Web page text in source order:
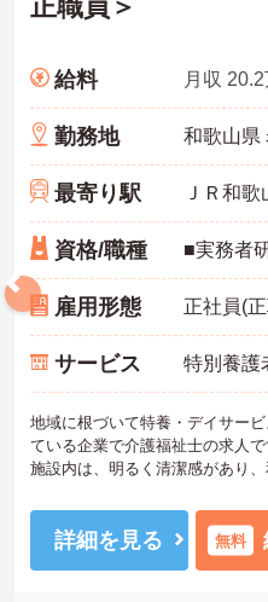
正職員＞
給料
勤務地 和歌山県
最寄り駅
資格/職種
雇用形態 正社員(
サービス
地域に根づいて特養・デイサー
ている企業で介護福祉士の求人で
施設内は、明るく清潔感があり
の楽しいイベントがたくさん☆
残業はほとんどないのでプライ
詳細を見る 無料